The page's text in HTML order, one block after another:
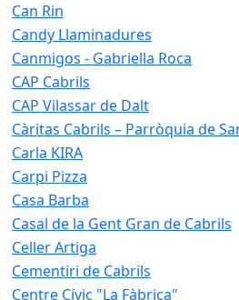
Can Rin
Candy Llaminadures
Canmigos - Gabriella Roca
CAP Cabrils
CAP Vilassar de Dalt
Càritas Cabrils – Parròquia de
Carla KIRA
Carpi Pizza
Casa Barba
Casal de la Gent Gran de Cabrils
Celler Artiga
Cementiri de Cabrils
Centre Cívic "La Fàbrica"